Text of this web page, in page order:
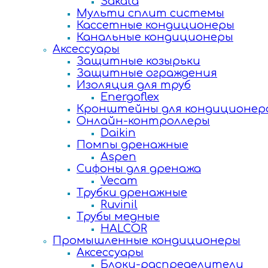
Мульти сплит системы
Кассетные кондиционеры
Канальные кондиционеры
Аксессуары
Защитные козырьки
Защитные ограждения
Изоляция для труб
Energoflex
Кронштейны для
Онлайн-контроллеры
Daikin
Помпы дренажные
Aspen
Сифоны для дренажа
Vecam
Трубки дренажные
Ruvinil
Трубы медные
HALCOR
Промышленные кондиционеры
Аксессуары
Блоки-распределители